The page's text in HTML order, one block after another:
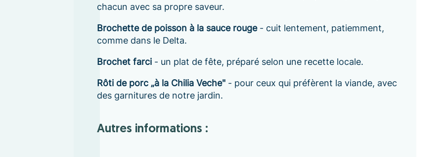
chacun avec sa propre saveur.
Brochette de poisson à la sauce rouge- cuit lentement, patiemment,
comme dans le Delta.
Brochet farci- un plat de fête, préparé selon une recette locale.
Rôti de porc „à la Chilia Veche"- pour ceux qui préfèrent la viande, avec
des garnitures de notre jardin.
Autres informations :